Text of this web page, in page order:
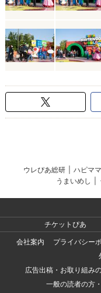
ウレぴあ総研 ハピマ
うまいめし
チケットぴあ
会社案内
プライバシー
広告出稿・お取り組み
一般の読者の方